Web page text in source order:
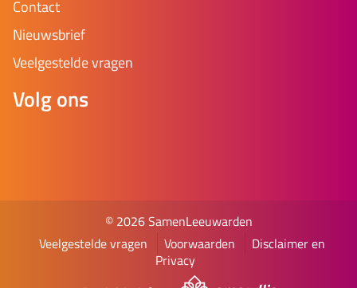
Contact
Nieuwsbrief
Veelgestelde vragen
Volg ons
© 2026 SamenLeeuwarden
Veelgestelde vragen
Voorwaarden
Disclaimer en
Privacy